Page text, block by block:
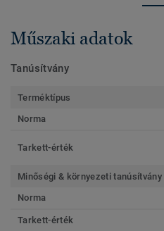
Műszaki adatok
Tanúsítvány
Terméktípus
Norma
Tarkett-érték
Minőségi & környezeti tanúsítvány
Norma
Tarkett-érték